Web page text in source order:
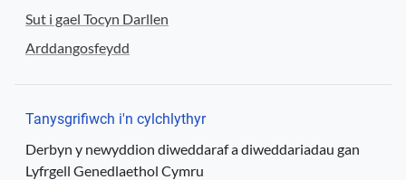
Sut i gael Tocyn Darllen
Arddangosfeydd
Tanysgrifiwch i'n cylchlythyr
Derbyn y newyddion diweddaraf a diweddariadau gan
Lyfrgell Genedlaethol Cymru